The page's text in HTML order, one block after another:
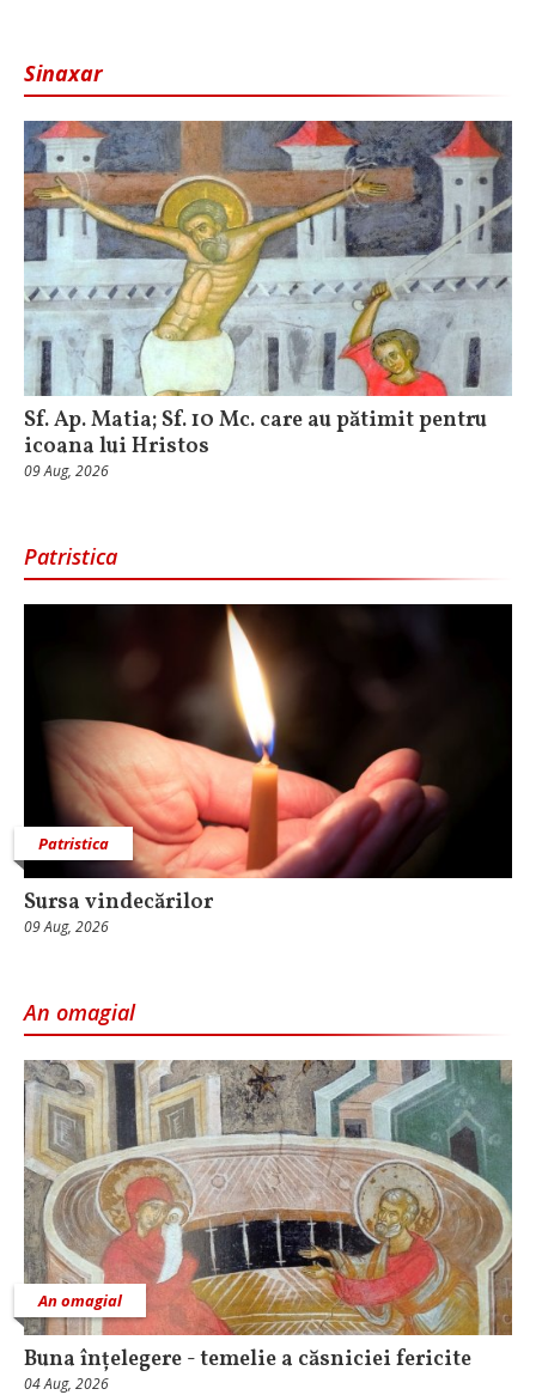
Sinaxar
Sf. Ap. Matia; Sf. 10 Mc. care au pătimit pentru
icoana lui Hristos
09 Aug, 2026
Patristica
Patristica
Sursa vindecărilor
09 Aug, 2026
An omagial
An omagial
Buna înțelegere - temelie a căsniciei fericite
04 Aug, 2026